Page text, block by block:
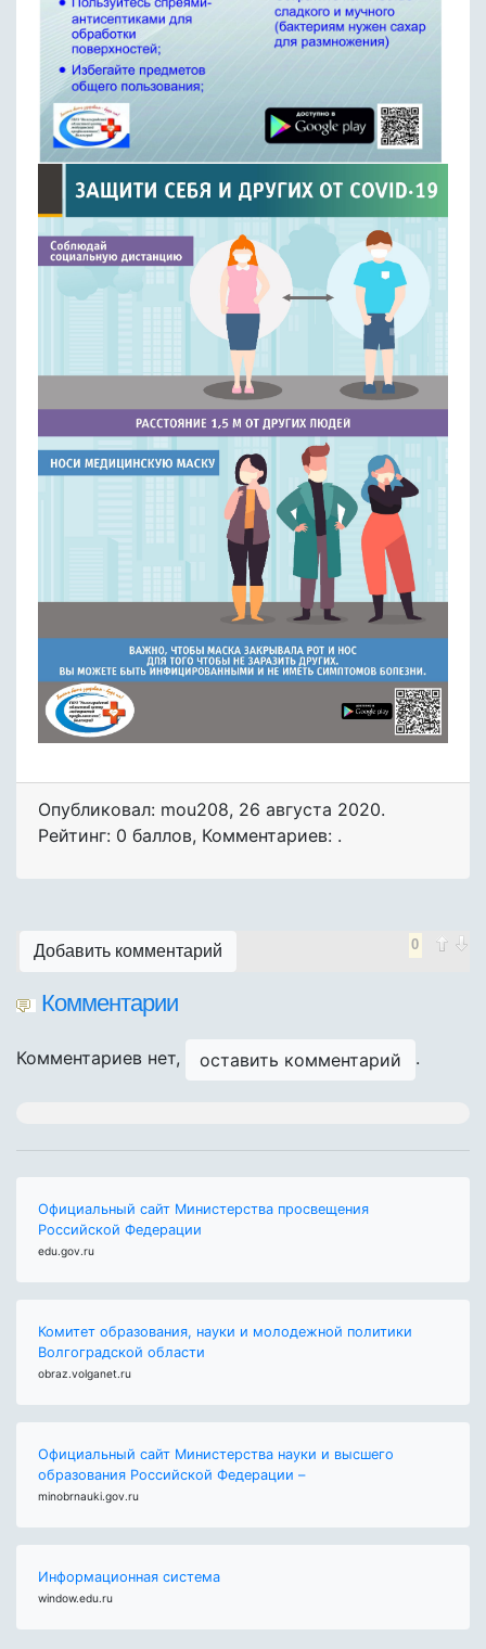
Опубликовал: mou208, 26 августа 2020.
Рейтинг: 0 баллов, Комментариев: .
0
Добавить комментарий
Комментарии
Комментариев нет, оставить комментарий .
Официальный сайт Министерства просвещения
Российской Федерации
edu.gov.ru
Комитет образования, науки и молодежной политики
Волгоградской области
obraz.volganet.ru
Официальный сайт Министерства науки и высшего
образования Российской Федерации –
minobrnauki.gov.ru
Информационная система
window.edu.ru